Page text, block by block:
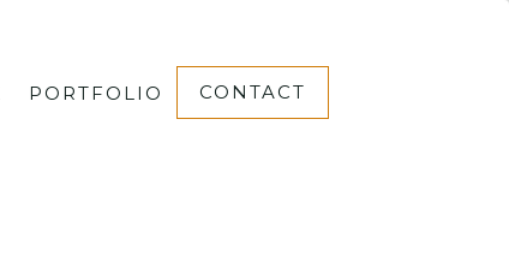
PORTFOLIO CONTACT